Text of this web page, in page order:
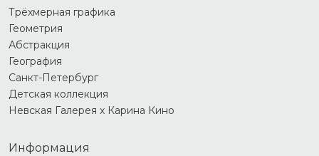
Трёхмерная графика
Геометрия
Абстракция
География
Санкт-Петербург
Детская коллекция
Невская Галерея х Карина Кино
Информация